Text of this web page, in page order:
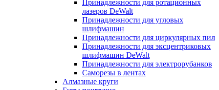
Принадлежности для ротационных
лазеров DeWalt
Принадлежности для угловых
шлифмашин
Принадлежности для циркулярных пил
Принадлежности для эксцентриковых
шлифмашин DeWalt
Принадлежности для электрорубанков
Саморезы в лентах
Алмазные круги